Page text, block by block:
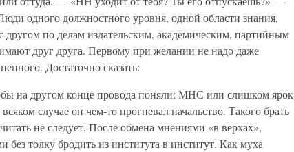
одного должностного уровня, одной области знания,
другом по делам издательским, академическим, партийным
друг друга. Первому при желании не надо даже
Достаточно сказать:
на другом конце провода поняли: МНС или слишком ярок
случае он чем-то прогневал начальство. Такого брать
не следует. После обмена мнениями «в верхах»,
толку бродить из института в институт. Как муха